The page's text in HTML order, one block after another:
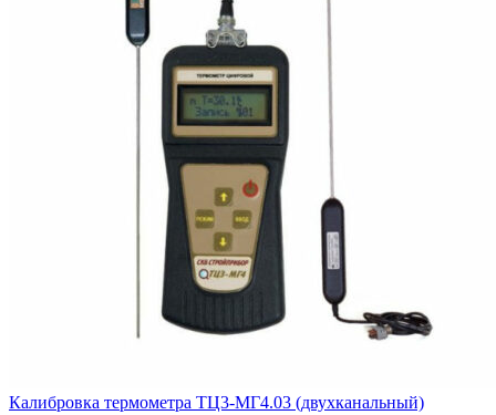
Калибровка термометра ТЦ3-МГ4.03 (двухканальный)